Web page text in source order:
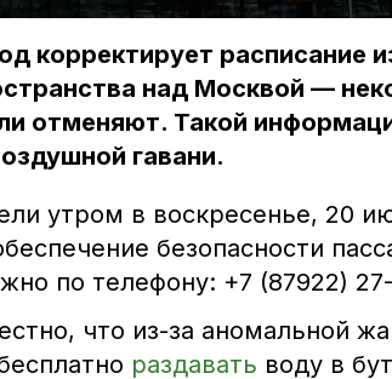
корректирует расписание
над Москвой —
отменяют. Такой
гавани.
утром в воскресенье, 20
безопасности
по телефону: +7 (87922)
что из-за аномальной
раздавать воду в